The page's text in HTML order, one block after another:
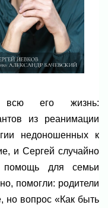
всю его жизнь:
из реанимации
недоношенных к
и Сергей случайно
помощь для семьи
помогли: родители
но вопрос «Как быть